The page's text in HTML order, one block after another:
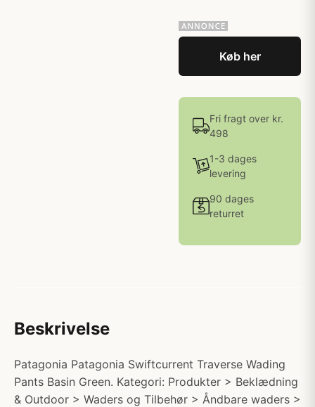
Køb her
Fri fragt over kr.
498
1-3 dages
levering
90 dages
returret
Beskrivelse
Patagonia Patagonia Swiftcurrent Traverse Wading
Pants Basin Green. Kategori: Produkter > Beklædning
& Outdoor > Waders og Tilbehør > Åndbare waders >